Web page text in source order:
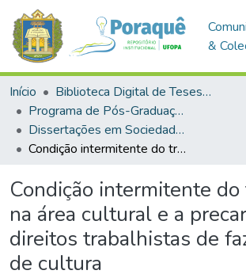
&
Início
Biblioteca Digital de Teses e Dissertações (BDTD)
Programa de Pós-Graduação em Sociedade, Ambiente e Qualidade de Vida (PPGSAQ)
Dissertações em Sociedade, Ambiente e Qualidade de Vida (Mestrado)
Condição intermitente do trabalho na área cultural e a precarização de direitos trabalhistas de fazedores de cultura
Condição intermitente
na área cultural e a
direitos trabalhistas de
de cultura